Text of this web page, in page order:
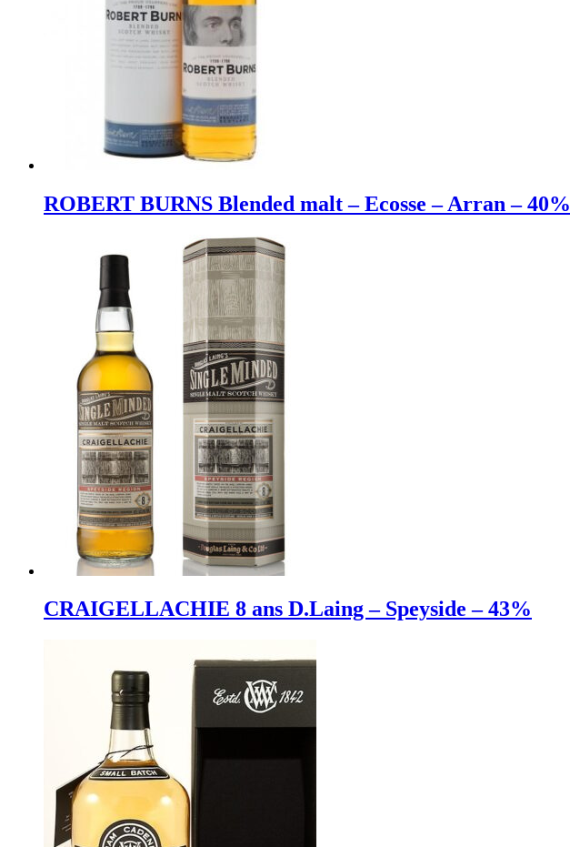
ROBERT BURNS Blended malt – Ecosse – Arran – 40%
CRAIGELLACHIE 8 ans D.Laing – Speyside – 43%